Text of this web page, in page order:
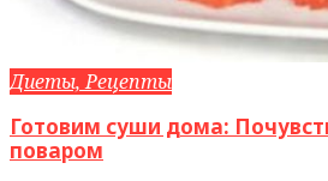
Диеты, Рецепты
Готовим суши дома:
поваром